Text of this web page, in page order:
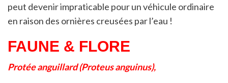
peut devenir impraticable pour un véhicule ordinaire
en raison des ornières creusées par l’eau !
FAUNE & FLORE
Protée anguillard (Proteus anguinus),